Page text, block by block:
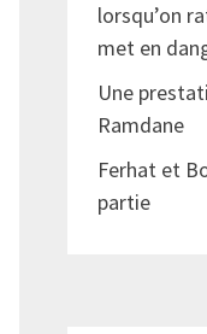
lorsqu’on
met en
Une
Ramdane
Ferhat et
partie